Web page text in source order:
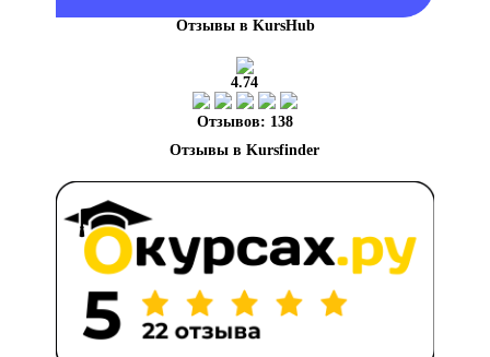
Отзывы в KursHub
4.74
Отзывов: 138